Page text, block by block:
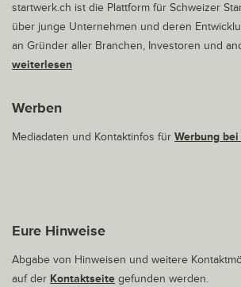
startwerk.ch ist die Plattform für Schweizer
über junge Unternehmen und deren
an Gründer aller Branchen, Investoren und
weiterlesen
Werben
Mediadaten und Kontaktinfos für Werbung
Eure Hinweise
Abgabe von Hinweisen und weitere
auf der Kontaktseite gefunden werden.